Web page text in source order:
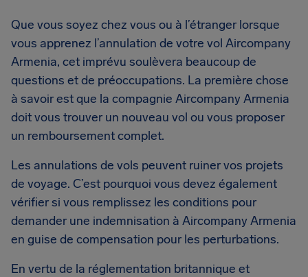
Que vous soyez chez vous ou à l’étranger lorsque
vous apprenez l’annulation de votre vol Aircompany
Armenia, cet imprévu soulèvera beaucoup de
questions et de préoccupations. La première chose
à savoir est que la compagnie Aircompany Armenia
doit vous trouver un nouveau vol ou vous proposer
un remboursement complet.
Les annulations de vols peuvent ruiner vos projets
de voyage. C’est pourquoi vous devez également
vérifier si vous remplissez les conditions pour
demander une indemnisation à Aircompany Armenia
en guise de compensation pour les perturbations.
En vertu de la réglementation britannique et